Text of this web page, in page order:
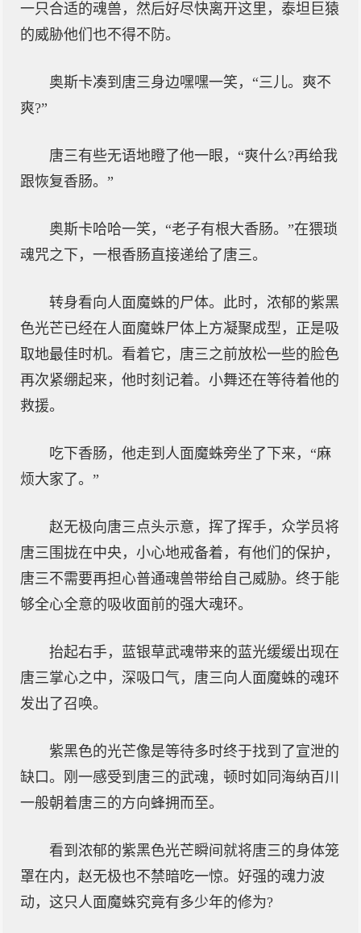
一只合适的魂兽，然后好尽快离开这里，泰坦巨猿
的威胁他们也不得不防。
奥斯卡凑到唐三身边嘿嘿一笑，“三儿。爽不
爽?”
唐三有些无语地瞪了他一眼，“爽什么?再给我
跟恢复香肠。”
奥斯卡哈哈一笑，“老子有根大香肠。”在猥琐
魂咒之下，一根香肠直接递给了唐三。
转身看向人面魔蛛的尸体。此时，浓郁的紫黑
色光芒已经在人面魔蛛尸体上方凝聚成型，正是吸
取地最佳时机。看着它，唐三之前放松一些的脸色
再次紧绷起来，他时刻记着。小舞还在等待着他的
救援。
吃下香肠，他走到人面魔蛛旁坐了下来，“麻
烦大家了。”
赵无极向唐三点头示意，挥了挥手，众学员将
唐三围拢在中央，小心地戒备着，有他们的保护，
唐三不需要再担心普通魂兽带给自己威胁。终于能
够全心全意的吸收面前的强大魂环。
抬起右手，蓝银草武魂带来的蓝光缓缓出现在
唐三掌心之中，深吸口气，唐三向人面魔蛛的魂环
发出了召唤。
紫黑色的光芒像是等待多时终于找到了宣泄的
缺口。刚一感受到唐三的武魂，顿时如同海纳百川
一般朝着唐三的方向蜂拥而至。
看到浓郁的紫黑色光芒瞬间就将唐三的身体笼
罩在内，赵无极也不禁暗吃一惊。好强的魂力波
动，这只人面魔蛛究竟有多少年的修为?